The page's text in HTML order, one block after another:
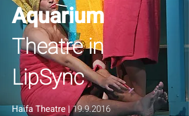
Aquarium
Theatre in
LipSync
Haifa Theatre |19.9.2016